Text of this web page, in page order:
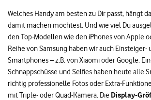
Welches Handy am besten zu Dir passt, hängt
damit machen möchtest. Und wie viel Du
den Top-Modellen wie den iPhones von Apple
Reihe von Samsung haben wir auch Einsteiger-
Smartphones – z.B. von Xiaomi oder Google.
Schnappschüsse und Selfies haben heute alle
richtig professionelle Fotos oder Extra-
mit Triple- oder Quad-Kamera. Die Display-